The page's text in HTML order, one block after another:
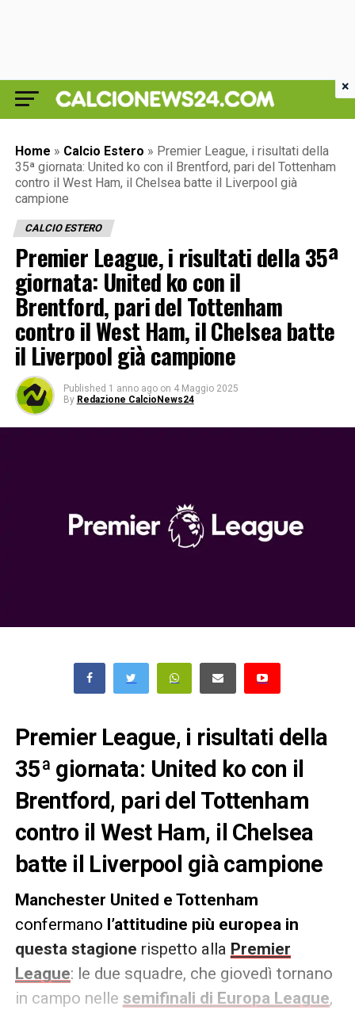
Home » Calcio Estero » Premier League, i risultati della
35ª giornata: United ko con il Brentford, pari del Tottenham
contro il West Ham, il Chelsea batte il Liverpool già
campione
CALCIO ESTERO
Premier League, i risultati della 35ª
giornata: United ko con il
Brentford, pari del Tottenham
contro il West Ham, il Chelsea batte
il Liverpool già campione
Published 1 anno ago on 4 Maggio 2025
By Redazione CalcioNews24
Premier League, i risultati della
35ª giornata: United ko con il
Brentford, pari del Tottenham
contro il West Ham, il Chelsea
batte il Liverpool già campione
Manchester United e Tottenham
confermano l’attitudine più europea in
questa stagione rispetto alla Premier
League: le due squadre, che giovedì tornano
in campo nelle semifinali di Europa League,
×